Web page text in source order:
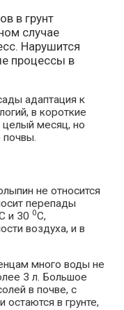
в грунт
случае
Нарушится
процессы в
адаптация к
в короткие
месяц, но
почвы.
не относится
перепады
и 30 0С,
воздуха, и в
много воды не
3 л. Большое
в почве, с
остаются в грунте,